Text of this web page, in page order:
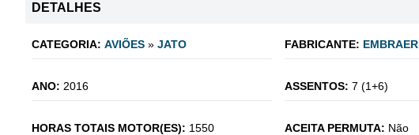
DETALHES
CATEGORIA: AVIÕES » JATO FABRICANTE: EMBRAER
ANO: 2016 ASSENTOS: 7 (1+6)
HORAS TOTAIS MOTOR(ES): 1550 ACEITA PERMUTA: Não